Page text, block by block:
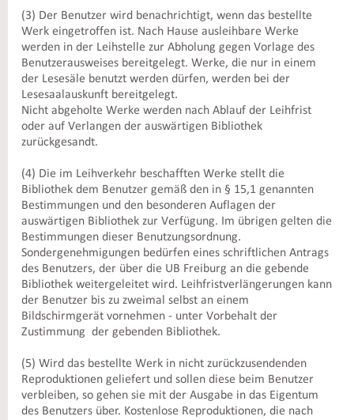
(3) Der Benutzer wird benachrichtigt, wenn das bestellte
Werk eingetroffen ist. Nach Hause ausleihbare Werke
werden in der Leihstelle zur Abholung gegen Vorlage des
Benutzerausweises bereitgelegt. Werke, die nur in einem
der Lesesäle benutzt werden dürfen, werden bei der
Lesesaalauskunft bereitgelegt.
Nicht abgeholte Werke werden nach Ablauf der Leihfrist
oder auf Verlangen der auswärtigen Bibliothek
zurückgesandt.
(4) Die im Leihverkehr beschafften Werke stellt die
Bibliothek dem Benutzer gemäß den in § 15,1 genannten
Bestimmungen und den besonderen Auflagen der
auswärtigen Bibliothek zur Verfügung. Im übrigen gelten die
Bestimmungen dieser Benutzungsordnung.
Sondergenehmigungen bedürfen eines schriftlichen Antrags
des Benutzers, der über die UB Freiburg an die gebende
Bibliothek weitergeleitet wird. Leihfristverlängerungen kann
der Benutzer bis zu zweimal selbst an einem
Bildschirmgerät vornehmen - unter Vorbehalt der
Zustimmung der gebenden Bibliothek.
(5) Wird das bestellte Werk in nicht zurückzusendenden
Reproduktionen geliefert und sollen diese beim Benutzer
verbleiben, so gehen sie mit der Ausgabe in das Eigentum
des Benutzers über. Kostenlose Reproduktionen, die nach